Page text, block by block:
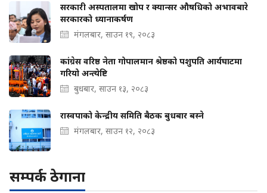
सरकारी अस्पतालमा खोप र क्यान्सर औषधिको अभावबारे
सरकारको ध्यानाकर्षण
मंगलबार, साउन १९, २०८३
कांग्रेस वरिष्ठ नेता गोपालमान श्रेष्ठको पशुपति आर्यघाटमा
गरियो अन्त्येष्टि
बुधबार, साउन १३, २०८३
रास्वपाको केन्द्रीय समिति बैठक बुधबार बस्ने
मंगलबार, साउन १२, २०८३
सम्पर्क ठेगाना